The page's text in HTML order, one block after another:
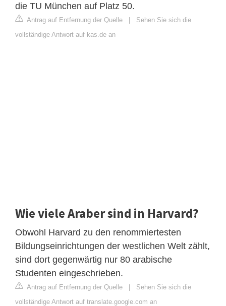
die TU München auf Platz 50.
Antrag auf Entfernung der Quelle | Sehen Sie sich die
vollständige Antwort auf kas.de an
Wie viele Araber sind in Harvard?
Obwohl Harvard zu den renommiertesten
Bildungseinrichtungen der westlichen Welt zählt,
sind dort gegenwärtig nur 80 arabische
Studenten eingeschrieben.
Antrag auf Entfernung der Quelle | Sehen Sie sich die
vollständige Antwort auf translate.google.com an